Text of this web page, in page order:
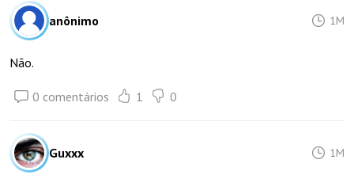
anônimo 1M
Não.
0 comentários 1 0
Guxxx 1M